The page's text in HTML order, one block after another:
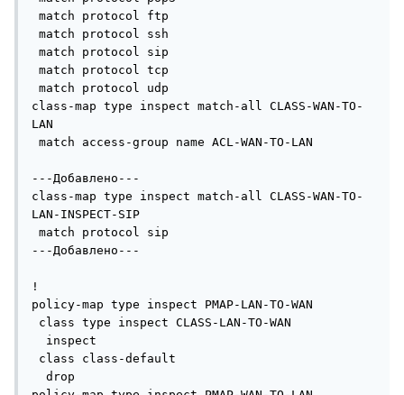
class-map type inspect match-all CLASS-WAN-TO-
LAN
---Добавлено---
class-map type inspect match-all CLASS-WAN-TO-
LAN-INSPECT-SIP
---Добавлено---
!
policy-map type inspect PMAP-LAN-TO-WAN